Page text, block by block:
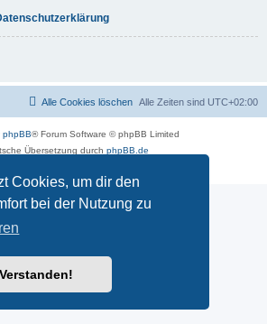
Cookies, um dir den
bei der Nutzung zu
Verstanden!
Alle Zeiten sind UTC+02:00
Alle Cookies löschen
phpBB® Forum Software © phpBB Limited
Übersetzung durch phpBB.de